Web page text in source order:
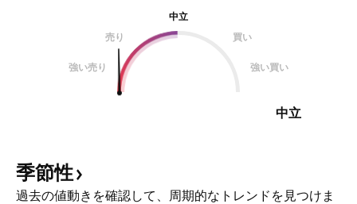
中立
売り
買い
強い売り 強い買い
中立
季節性
過去の値動きを確認して、周期的なトレンドを見つけま